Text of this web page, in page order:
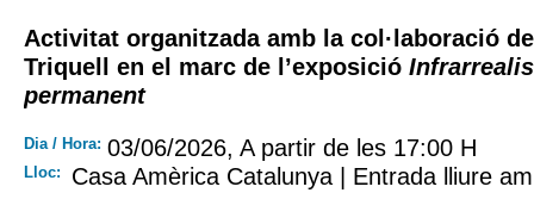
Activitat organitzada amb la col·laboració
Triquell en el marc de l’exposició
permanent
Dia / Hora: 03/06/2026, A partir de les 17:00 H
Lloc: Casa Amèrica Catalunya | Entrada lliure